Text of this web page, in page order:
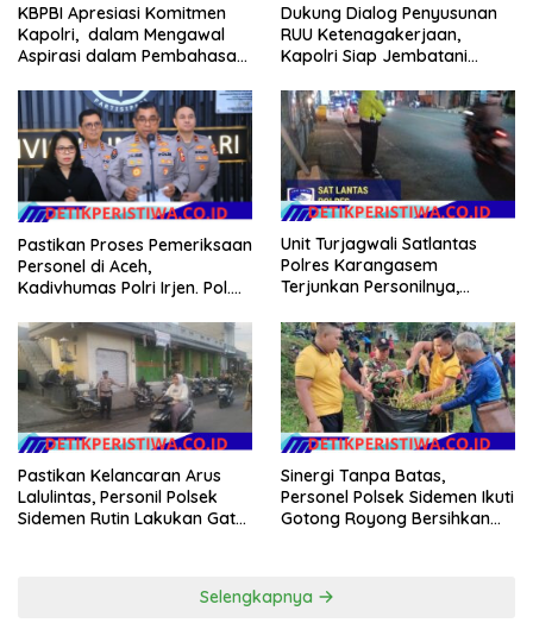
KBPBI Apresiasi Komitmen
Kapolri, dalam Mengawal
Aspirasi dalam Pembahasan
Dukung Dialog Penyusunan
RUU Ketenagakerjaan,
Kapolri Siap Jembatani
Pastikan Proses Pemeriksaan
Personel di Aceh,
Kadivhumas Polri Irjen. Pol.
Dilaksanakan Secara
Profesional dan Transparan
Unit Turjagwali Satlantas
Polres Karangasem
Terjunkan Personilnya,
dan Blue Light Patrol
Pastikan Kelancaran Arus
Lalulintas, Personil Polsek
Sidemen Rutin Lakukan Gatur
Sinergi Tanpa Batas,
Personel Polsek Sidemen Ikuti
Gotong Royong Bersihkan
Selengkapnya